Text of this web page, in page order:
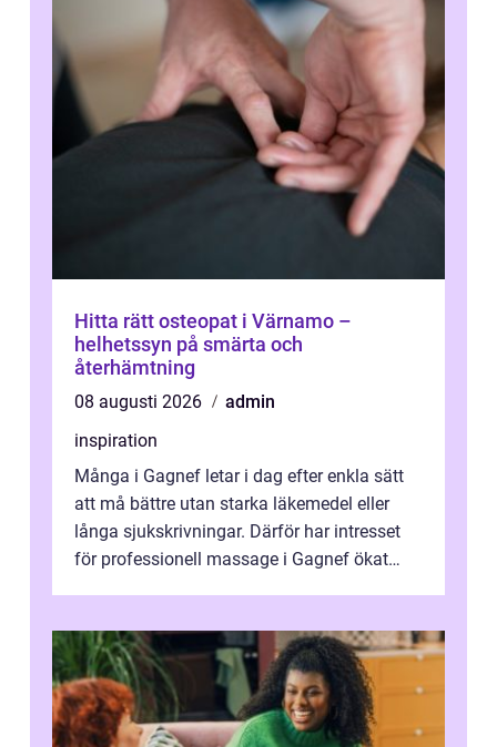
Hitta rätt osteopat i Värnamo –
helhetssyn på smärta och
återhämtning
08 augusti 2026
admin
inspiration
Många i Gagnef letar i dag efter enkla sätt
att må bättre utan starka läkemedel eller
långa sjukskrivningar. Därför har intresset
för professionell massage i Gagnef ökat